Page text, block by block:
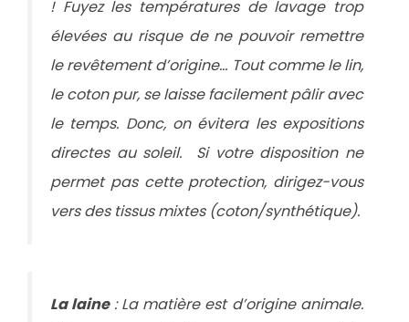
! Fuyez les températures de lavage trop
élevées au risque de ne pouvoir remettre
le revêtement d’origine… Tout comme le lin,
le coton pur, se laisse facilement pâlir avec
le temps. Donc, on évitera les expositions
directes au soleil. Si votre disposition ne
permet pas cette protection, dirigez-vous
vers des tissus mixtes (coton/synthétique).
La laine : La matière est d’origine animale.